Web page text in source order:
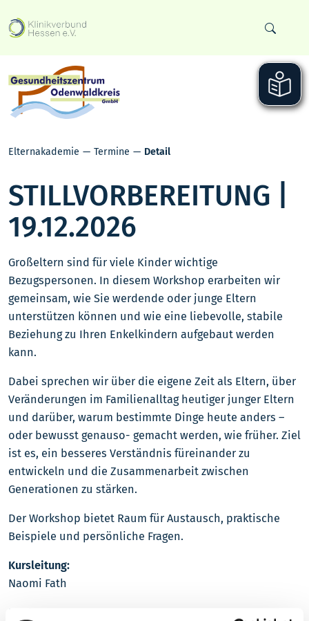
Elternakademie Termine Detail
STILLVORBEREITUNG |
19.12.2026
Großeltern sind für viele Kinder wichtige
Bezugspersonen. In diesem Workshop erarbeiten wir
gemeinsam, wie Sie werdende oder junge Eltern
unterstützen können und wie eine liebevolle, stabile
Beziehung zu Ihren Enkelkindern aufgebaut werden
kann.
Dabei sprechen wir über die eigene Zeit als Eltern, über
Veränderungen im Familienalltag heutiger junger Eltern
und darüber, warum bestimmte Dinge heute anders –
oder bewusst genauso- gemacht werden, wie früher. Ziel
ist es, ein besseres Verständnis füreinander zu
entwickeln und die Zusammenarbeit zwischen
Generationen zu stärken.
Der Workshop bietet Raum für Austausch, praktische
Beispiele und persönliche Fragen.
Kursleitung:
Naomi Fath